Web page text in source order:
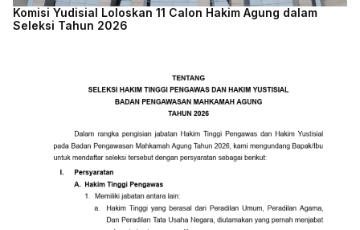
Komisi Yudisial Loloskan 11 Calon Hakim Agung dalam
Seleksi Tahun 2026